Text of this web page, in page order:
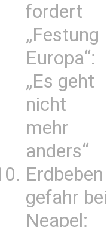
fordert
„Festung
Europa“:
„Es geht
nicht
mehr
anders“
Erdbeben
gefahr bei
Neapel: